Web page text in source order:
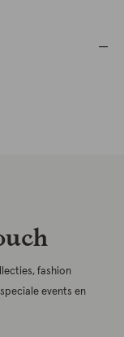
fashion
events en